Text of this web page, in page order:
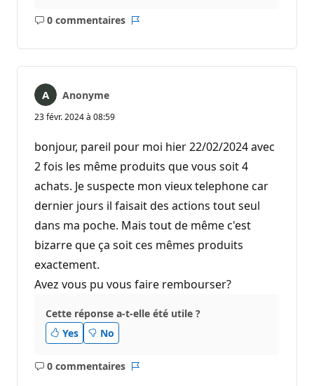
0 commentaires
Aucun
Anonyme
23 févr. 2024 à 08:59
bonjour, pareil pour moi hier 22/02/2024 avec
2 fois les même produits que vous soit 4
achats. Je suspecte mon vieux telephone car
dernier jours il faisait des actions tout seul
dans ma poche. Mais tout de même c'est
bizarre que ça soit ces mêmes produits
exactement.
Avez vous pu vous faire rembourser?
Cette réponse a-t-elle été utile ?
Yes
No
0 commentaires
Aucun